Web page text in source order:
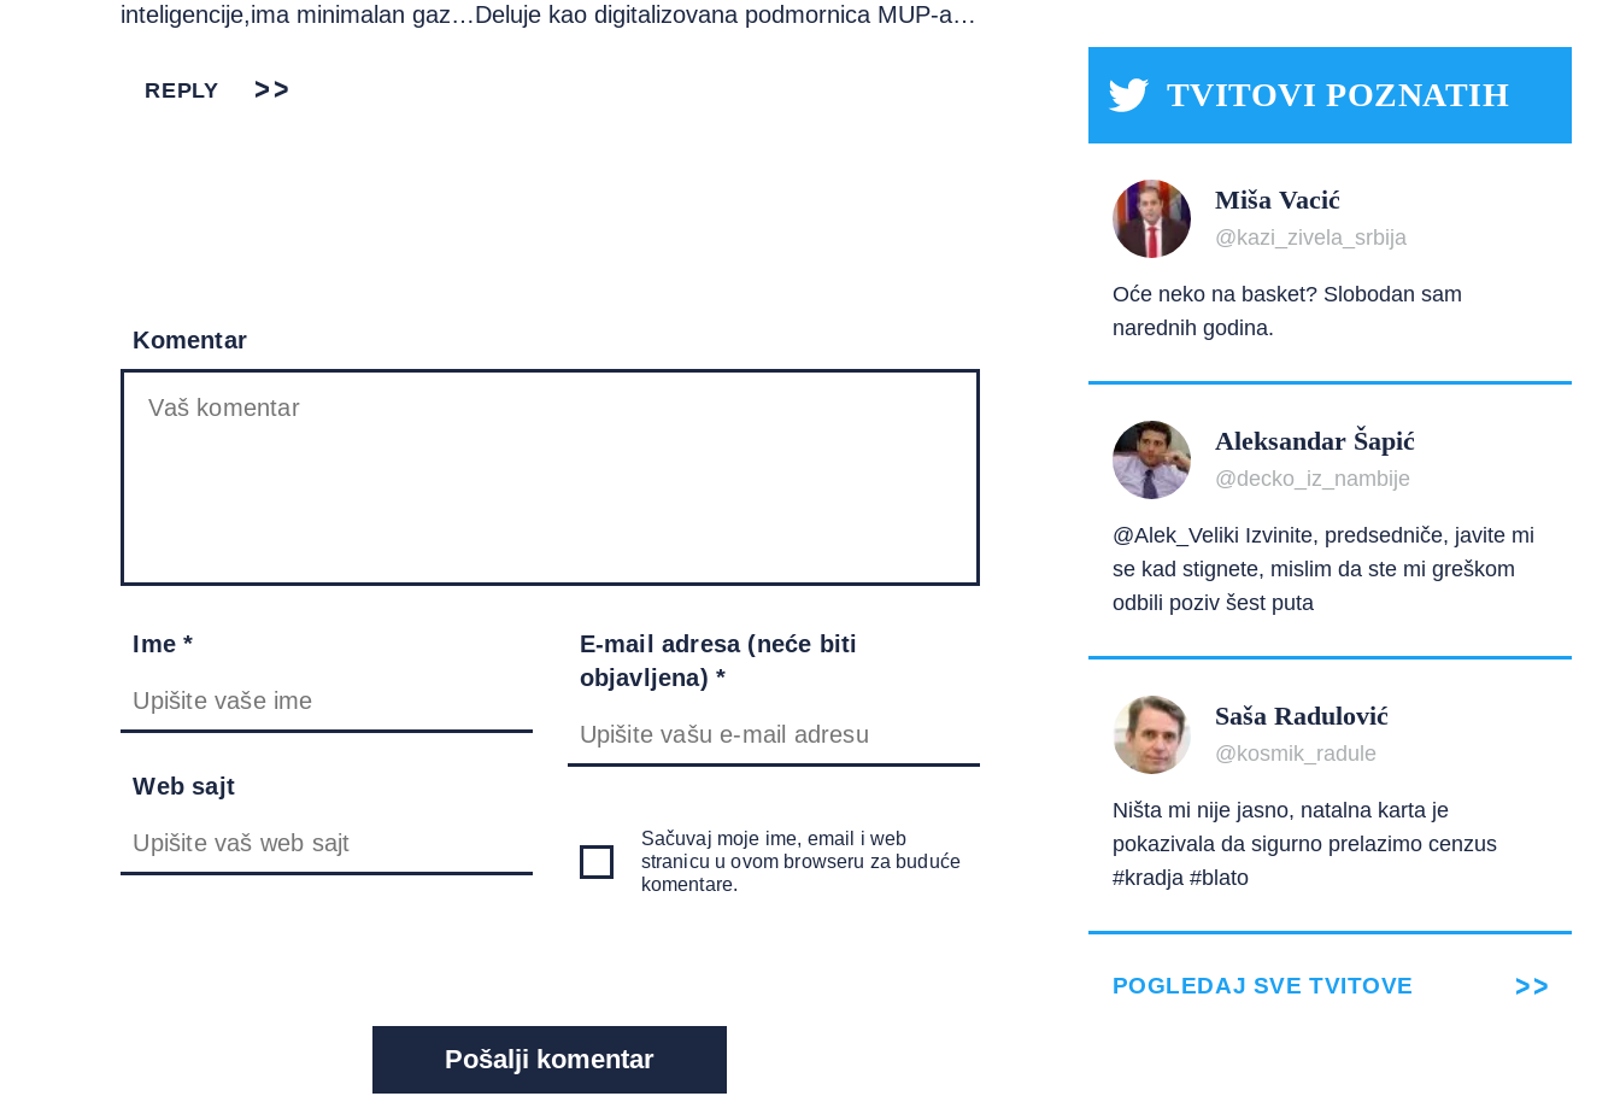
inteligencije,ima minimalan gaz…Deluje kao digitalizovana podmornica MUP-a…
REPLY
Komentar
Ime *
E-mail adresa (neće biti
objavljena) *
Web sajt
Sačuvaj moje ime, email i web
stranicu u ovom browseru za buduće
komentare.
TVITOVI POZNATIH
Miša Vacić
@kazi_zivela_srbija
Oće neko na basket? Slobodan sam
narednih godina.
Aleksandar Šapić
@decko_iz_nambije
@Alek_Veliki Izvinite, predsedniče, javite mi
se kad stignete, mislim da ste mi greškom
odbili poziv šest puta
Saša Radulović
@kosmik_radule
Ništa mi nije jasno, natalna karta je
pokazivala da sigurno prelazimo cenzus
#kradja #blato
POGLEDAJ SVE TVITOVE